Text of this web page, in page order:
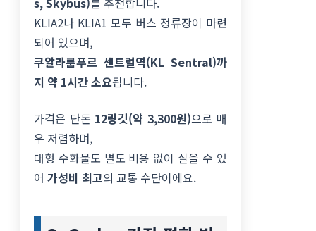
KLIA2나 KLIA1 모두 버스 정류장이 마련
되어 있으며,
쿠알라룸푸르 센트럴역(KL Sentral)까
지 약 1시간 소요됩니다.
가격은 단돈 12링깃(약 3,300원)으로 매
우 저렴하며,
대형 수화물도 별도 비용 없이 실을 수 있
어 가성비 최고의 교통 수단이에요.